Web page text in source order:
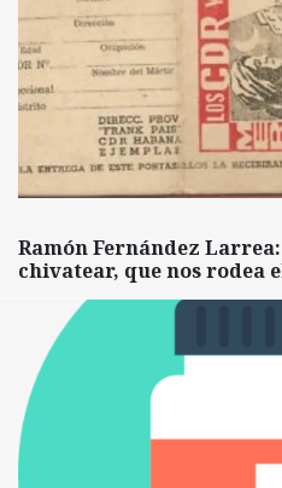
Ramón Fernández
chivatear, que nos rodea